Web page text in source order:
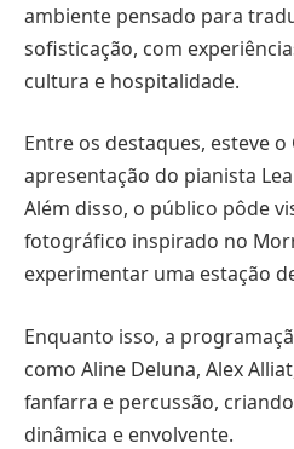
ambiente pensado para
sofisticação, com
cultura e hospitalidade.
Entre os destaques, esteve o
apresentação do pianista
Além disso, o público pôde
fotográfico inspirado no
experimentar uma estação
Enquanto isso, a
como Aline Deluna, Alex
fanfarra e percussão,
dinâmica e envolvente.